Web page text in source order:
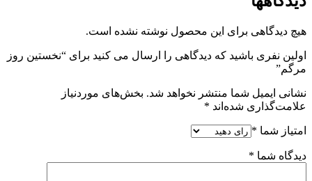
هیچ دیدگاهی برای این محصول نوشته نشده است.
اولین نفری باشید که دیدگاهی را ارسال می کنید برای “نخستین روز
مرگم”
نشانی ایمیل شما منتشر نخواهد شد. بخش‌های موردنیاز
علامت‌گذاری شده‌اند *
امتیاز شما *
دیدگاه شما *